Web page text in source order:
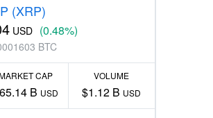
(XRP)
USD (0.48%)
BTC
CAP
B USD
VOLUME
$1.12 B USD